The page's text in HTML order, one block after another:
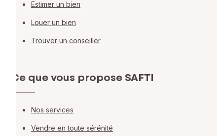
Estimer un bien
Louer un bien
Trouver un conseiller
Ce que vous propose SAFTI
Nos services
Vendre en toute sérénité